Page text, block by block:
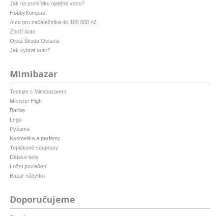
Jak na prohlídku ojetého vozu?
HobbyKompas
Auto pro začátečníka do 100 000 Kč
Zboží Auto
Ojetá Škoda Octavia
Jak vybrat auto?
Mimibazar
Testujte s Mimibazarem
Monster High
Barbie
Lego
Pyžama
Kosmetika a parfémy
Teplákové soupravy
Dětské boty
Ložní povlečení
Bazar nábytku
Doporučujeme